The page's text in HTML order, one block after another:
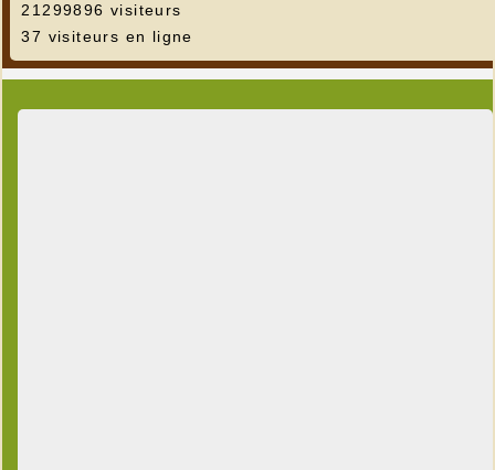
21299896 visiteurs
37 visiteurs en ligne